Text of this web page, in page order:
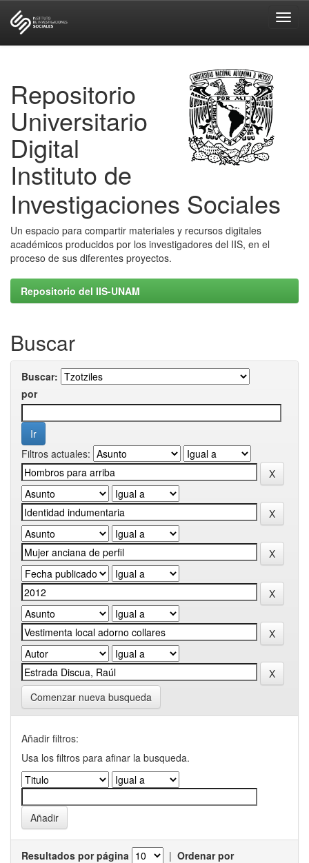
Repositorio
Universitario
Digital
Instituto de
Investigaciones Sociales
Un espacio para compartir materiales y recursos digitales
académicos producidos por los investigadores del IIS, en el
proceso de sus diferentes proyectos.
Repositorio del IIS-UNAM
Buscar
Buscar:
por
Filtros actuales:
Comenzar nueva busqueda
Añadir filtros:
Usa los filtros para afinar la busqueda.
Resultados por página | Ordenar por